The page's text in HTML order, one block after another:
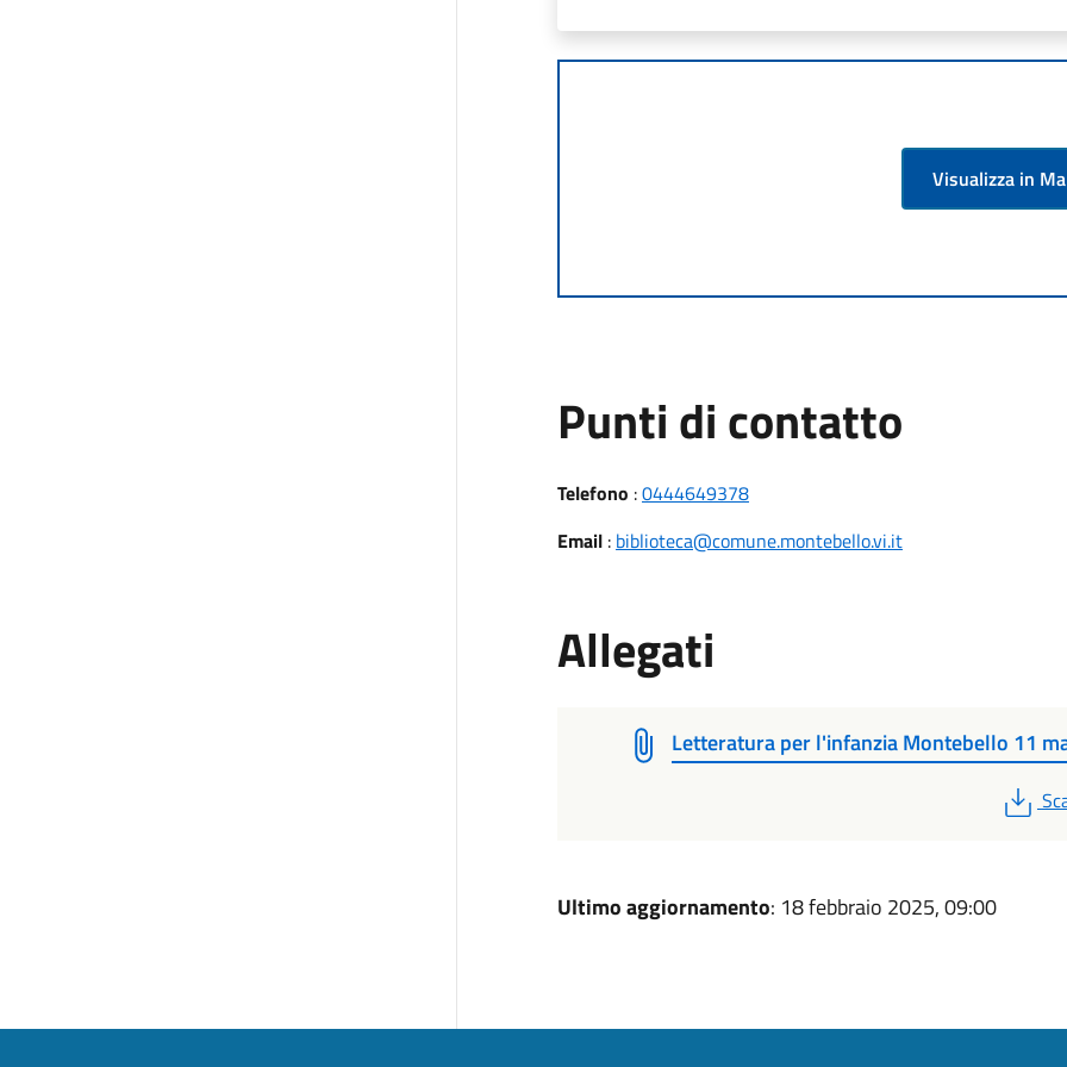
Visualizza in
Punti di contatto
Telefono :0444649378
Email: biblioteca@comune.montebello.vi.it
Allegati
Letteratura per l'infanzia Montebello 11
Ultimo aggiornamento: 18 febbraio 2025, 09:00